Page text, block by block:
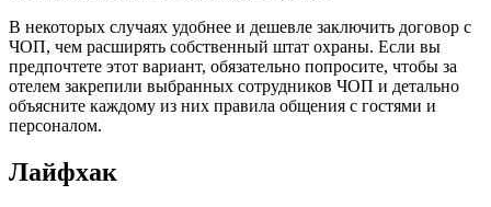
В некоторых случаях удобнее и дешевле заключить договор с
ЧОП, чем расширять собственный штат охраны. Если вы
предпочтете этот вариант, обязательно попросите, чтобы за
отелем закрепили выбранных сотрудников ЧОП и детально
объясните каждому из них правила общения с гостями и
персоналом.
Лайфхак